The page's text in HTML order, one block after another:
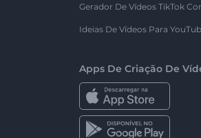
Gerador De Vídeos TikTok
Ideias De Vídeos Para
Apps De Criação De